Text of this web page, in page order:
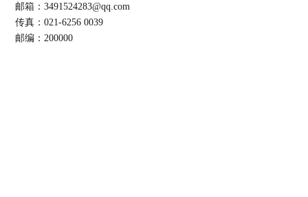
邮箱：3491524283@qq.com
传真：021-6256 0039
邮编：200000